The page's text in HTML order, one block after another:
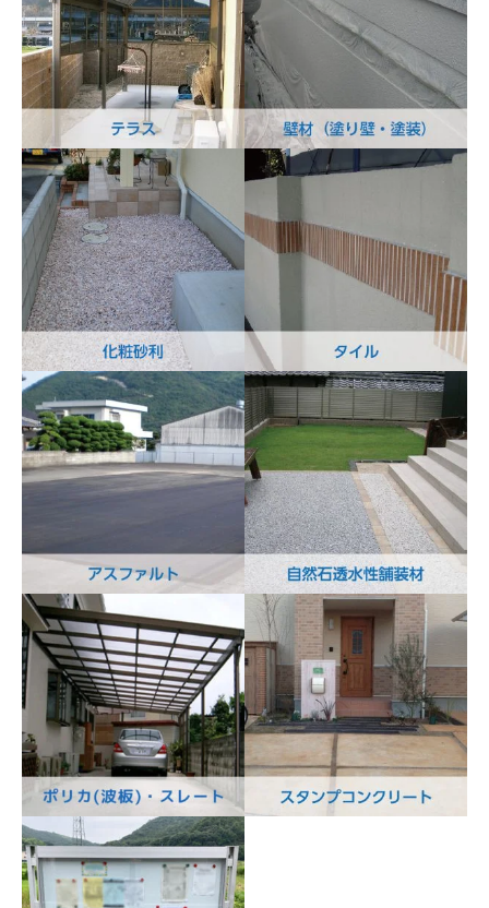
レンガ フェンス
テラス 壁材（塗り壁・塗装）
化粧砂利
アスファルト 自然石透水性舗装材